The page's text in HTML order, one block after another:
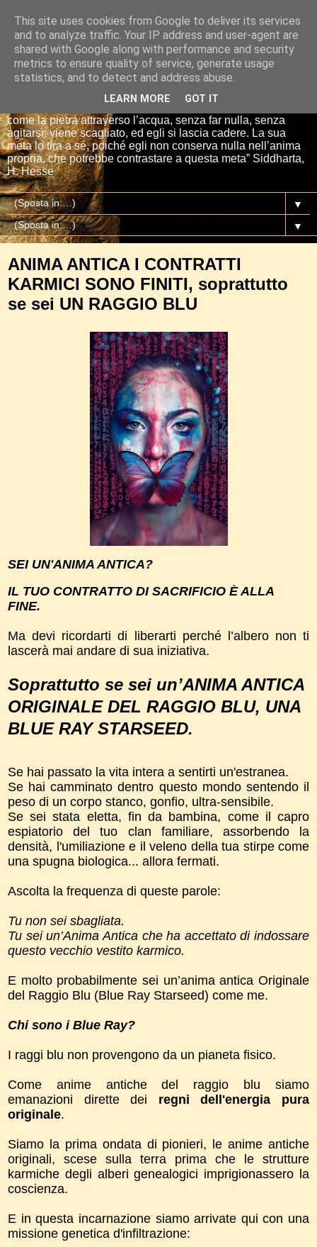
Io sono il mio Buddha
“Se tu getti una pietra nell’acqua, essa si affretta per la via
più breve fino al fondo. E così è Siddharta, quando ha una
meta, un proposito. Siddharta non fa nulla. Siddharta pensa,
come la pietra attraverso l’acqua, senza far nulla, senza
agitarsi: viene scagliato, ed egli si lascia cadere. La sua
meta lo tira a sé, poiché egli non conserva nulla nell’anima
propria, che potrebbe contrastare a questa meta” Siddharta,
H. Hesse
▼
▼
ANIMA ANTICA I CONTRATTI
KARMICI SONO FINITI, soprattutto
se sei UN RAGGIO BLU
SEI UN'ANIMA ANTICA?
IL TUO CONTRATTO DI SACRIFICIO È ALLA
FINE.
Ma devi ricordarti di liberarti perché l’albero non ti
lascerà mai andare di sua iniziativa.
Soprattutto se sei un’ANIMA ANTICA
ORIGINALE DEL RAGGIO BLU, UNA
BLUE RAY STARSEED.
Se hai passato la vita intera a sentirti un'estranea.
Se hai camminato dentro questo mondo sentendo il
peso di un corpo stanco, gonfio, ultra-sensibile.
Se sei stata eletta, fin da bambina, come il capro
espiatorio del tuo clan familiare, assorbendo la
densità, l'umiliazione e il veleno della tua stirpe come
una spugna biologica... allora fermati.
Ascolta la frequenza di queste parole:
Tu non sei sbagliata.
Tu sei un’Anima Antica che ha accettato di indossare
questo vecchio vestito karmico.
E molto probabilmente sei un’anima antica Originale
del Raggio Blu (Blue Ray Starseed) come me.
Chi sono i Blue Ray?
I raggi blu non provengono da un pianeta fisico.
Come anime antiche del raggio blu siamo
emanazioni dirette dei regni dell'energia pura
originale.
Siamo la prima ondata di pionieri, le anime antiche
originali, scese sulla terra prima che le strutture
karmiche degli alberi genealogici imprigionassero la
coscienza.
E in questa incarnazione siamo arrivate qui con una
missione genetica d'infiltrazione:
This site uses cookies from Google to deliver its services
and to analyze traffic. Your IP address and user-agent are
shared with Google along with performance and security
metrics to ensure quality of service, generate usage
statistics, and to detect and address abuse.
LEARN MORE GOT IT